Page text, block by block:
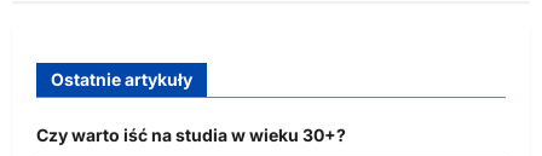
Ostatnie artykuły
Czy warto iść na studia w wieku 30+?